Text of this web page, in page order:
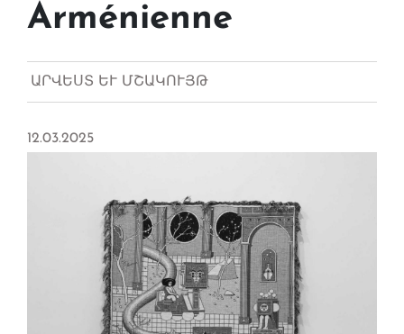
Arménienne
ԱՐՎԵՍՏ ԵՒ ՄՇԱԿՈՒՅԹ
12.03.2025